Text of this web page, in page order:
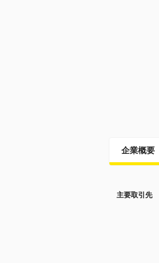
企業概要
主要取引先